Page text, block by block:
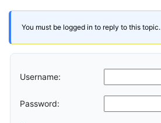
You must be logged in to reply to this topic.
Username:
Password: